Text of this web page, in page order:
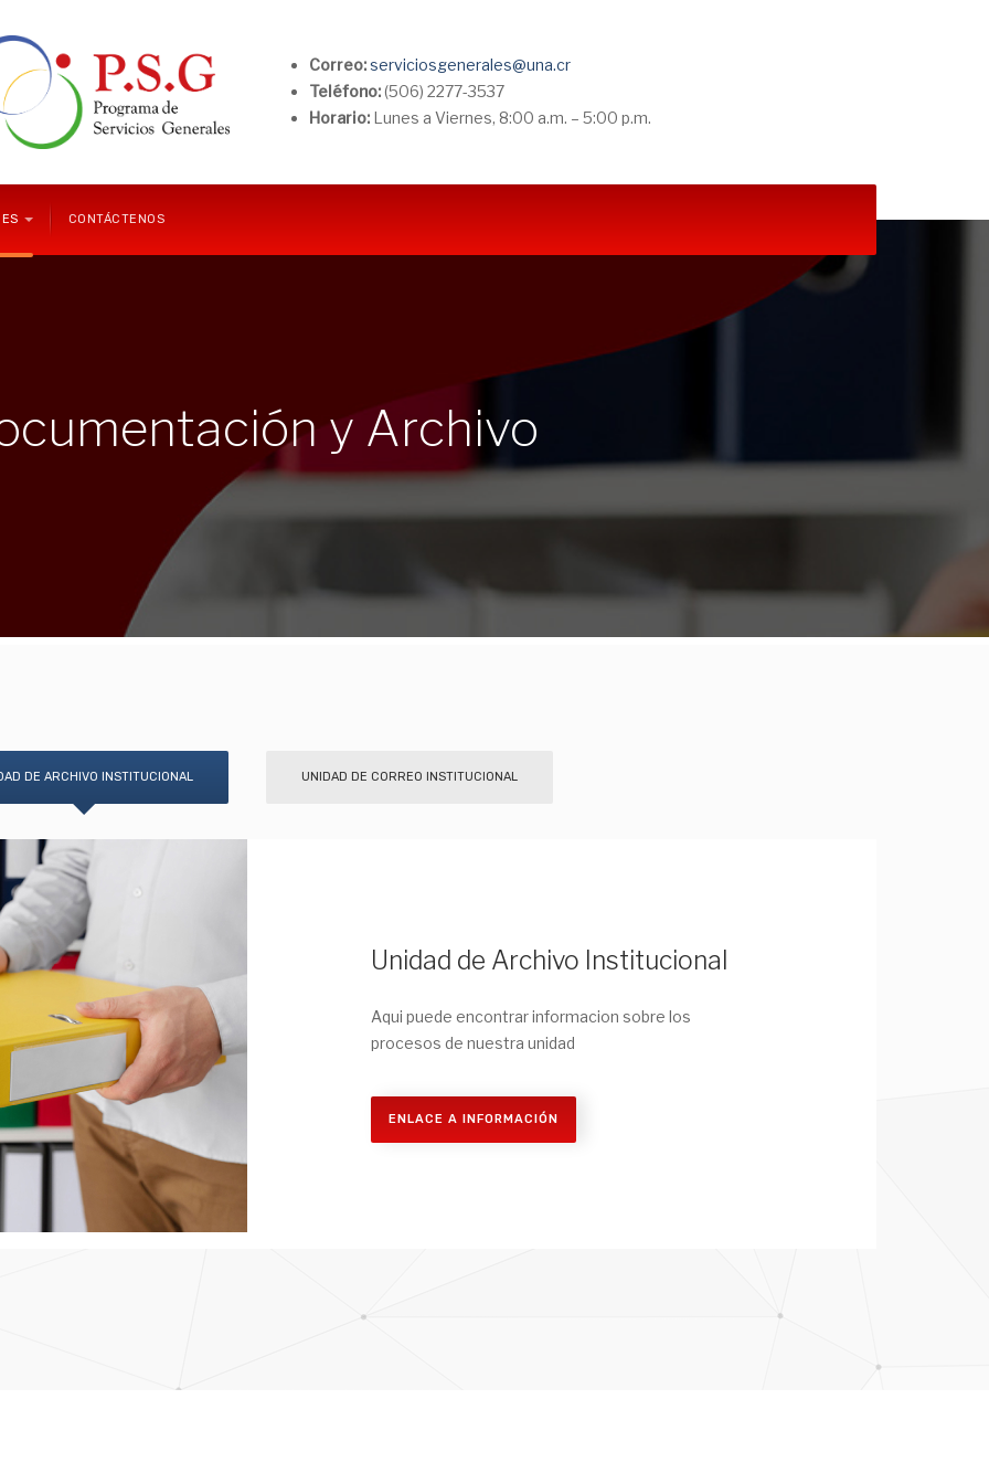
Correo:serviciosgenerales@una.cr
Teléfono:(506) 2277-3537
Horario: Lunes a Viernes, 8:00 a.m. – 5:00 p.m.
CONTÁCTENOS
y Archivo
DE ARCHIVO INSTITUCIONAL UNIDAD DE CORREO INSTITUCIONAL
Unidad de Archivo Institucional
Aqui puede encontrar informacion sobre los
procesos de nuestra unidad
ENLACE A INFORMACIÓN